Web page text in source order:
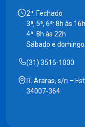
2ª: Fechado
3ª, 5ª, 6ª: 8h às 16h
4ª: 8h às 22h
Sábado e
(31) 3516-1000
R. Araras, s/n –
34007-364